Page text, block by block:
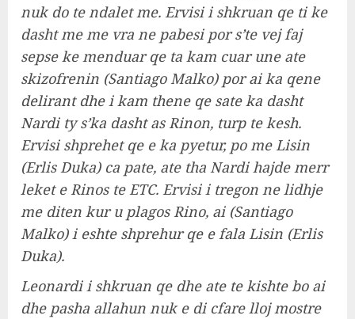
nuk do te ndalet me. Ervisi i shkruan qe ti ke
dasht me me vra ne pabesi por s’te vej faj
sepse ke menduar qe ta kam cuar une ate
skizofrenin (Santiago Malko) por ai ka qene
delirant dhe i kam thene qe sate ka dasht
Nardi ty s’ka dasht as Rinon, turp te kesh.
Ervisi shprehet qe e ka pyetur, po me Lisin
(Erlis Duka) ca pate, ate tha Nardi hajde merr
leket e Rinos te ETC. Ervisi i tregon ne lidhje
me diten kur u plagos Rino, ai (Santiago
Malko) i eshte shprehur qe e fala Lisin (Erlis
Duka).
Leonardi i shkruan qe dhe ate te kishte bo ai
dhe pasha allahun nuk e di cfare lloj mostre